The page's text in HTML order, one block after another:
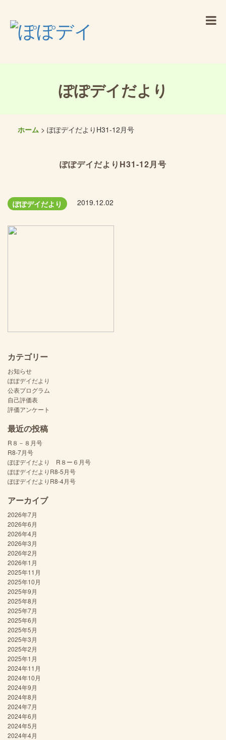
ぽぽデイだより
ホーム > ぽぽデイだよりH31-12月号
ぽぽデイだよりH31-12月号
2019.12.02
ぽぽデイだより
カテゴリー
お知らせ
ぽぽデイだより
公表プログラム
自己評価表
評価アンケート
最近の投稿
R８－８月号
R8-7月号
ぽぽデイだより R８ー６月号
ぽぽデイだよりR8-5月号
ぽぽデイだよりR8-4月号
アーカイブ
2026年7月
2026年6月
2026年4月
2026年3月
2026年2月
2026年1月
2025年11月
2025年10月
2025年9月
2025年8月
2025年7月
2025年6月
2025年5月
2025年3月
2025年2月
2025年1月
2024年11月
2024年10月
2024年9月
2024年8月
2024年7月
2024年6月
2024年5月
2024年4月